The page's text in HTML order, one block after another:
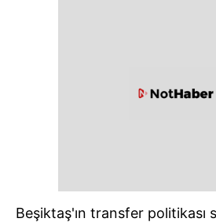
Beşiktaş'ın transfer politikası